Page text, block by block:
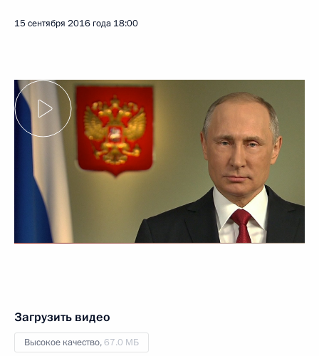
15 сентября 2016 года 18:00
Загрузить видео
Высокое качество,67.0 МБ